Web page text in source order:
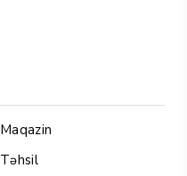
Maqazin
Təhsil